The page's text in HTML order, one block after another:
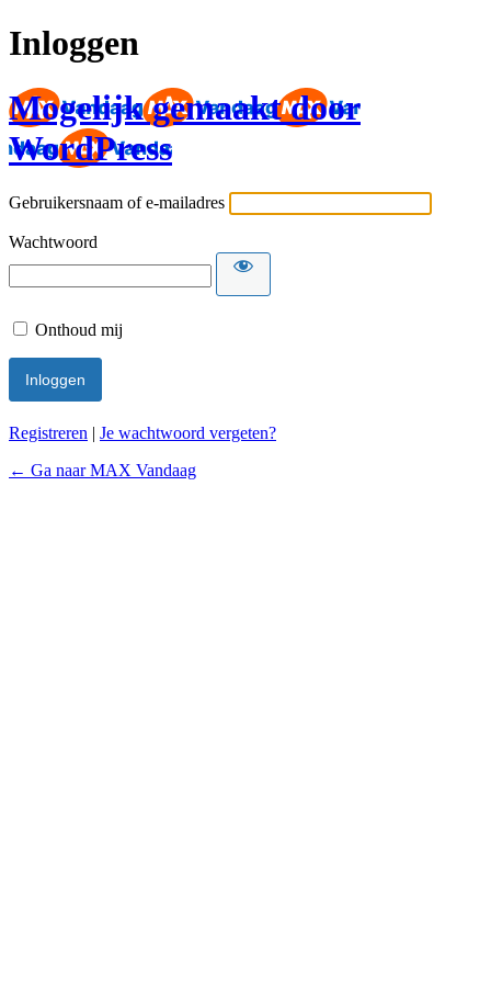
Inloggen
Mogelijk gemaakt door
WordPress
Gebruikersnaam of e-mailadres
Wachtwoord
Onthoud mij
Registreren | Je wachtwoord vergeten?
← Ga naar MAX Vandaag